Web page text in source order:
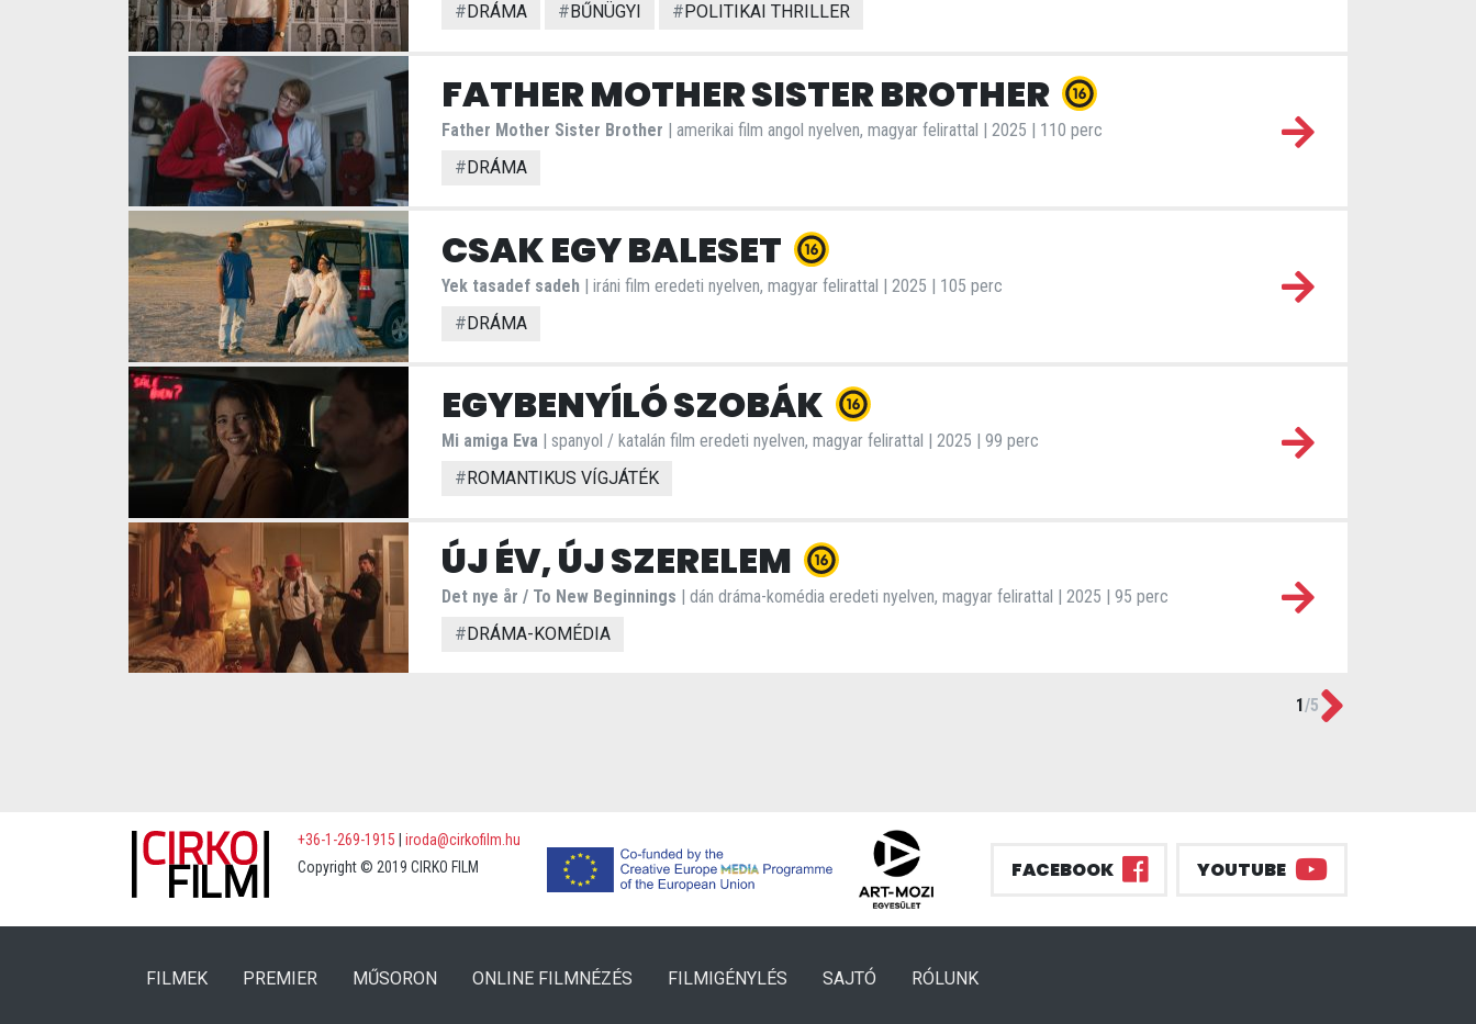
# DRÁMA # BŰNÜGYI # POLITIKAI THRILLER
FATHER MOTHER SISTER BROTHER
Father Mother Sister Brother | amerikai film angol nyelven, magyar felirattal | 2025 | 110 perc
#DRÁMA
CSAK EGY BALESET
Yek tasadef sadeh | iráni film eredeti nyelven, magyar felirattal | 2025 | 105 perc
#DRÁMA
EGYBENYÍLÓ SZOBÁK
Mi amiga Eva | spanyol / katalán film eredeti nyelven, magyar felirattal | 2025 | 99 perc
#ROMANTIKUS VÍGJÁTÉK
ÚJ ÉV, ÚJ SZERELEM
Det nye år / To New Beginnings | dán dráma-komédia eredeti nyelven, magyar felirattal | 2025 | 95 perc
#DRÁMA-KOMÉDIA
1/5
+36-1-269-1915
iroda@cirkofilm.hu
Copyright © 2019 CIRKO FILM
FACEBOOK YOUTUBE
FILMEK(CURRENT)
PREMIER (CURRENT)
MŰSORON ONLINE FILMNÉZÉS FILMIGÉNYLÉS SAJTÓ RÓLUNK